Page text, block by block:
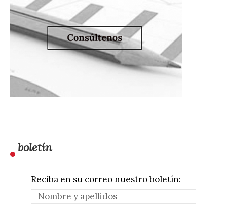
boletín
Reciba en su correo nuestro boletín: